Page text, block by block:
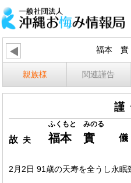
福本 實
親族様 関連謹告
謹
ふくもと みのる
故 夫 福本 實 儀
2月2日 91歳の天寿を全うし永眠